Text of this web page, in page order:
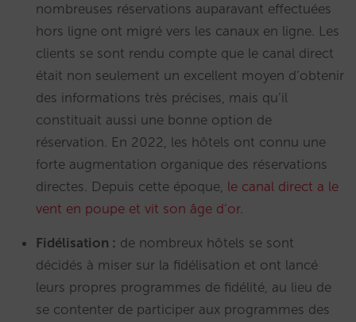
nombreuses réservations auparavant effectuées
hors ligne ont migré vers les canaux en ligne. Les
clients se sont rendu compte que le canal direct
était non seulement un excellent moyen d’obtenir
des informations très précises, mais qu’il
constituait aussi une bonne option de
réservation. En 2022, les hôtels ont connu une
forte augmentation organique des réservations
directes. Depuis cette époque, le canal direct a le
vent en poupe et vit son âge d’or.
Fidélisation : de nombreux hôtels se sont
décidés à miser sur la fidélisation et ont lancé
leurs propres programmes de fidélité, au lieu de
se contenter de participer aux programmes des